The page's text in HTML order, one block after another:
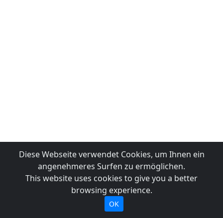
Diese Webseite verwendet Cookies, um Ihnen ein
angenehmeres Surfen zu ermöglichen.
This website uses cookies to give you a better
browsing experience.
OK